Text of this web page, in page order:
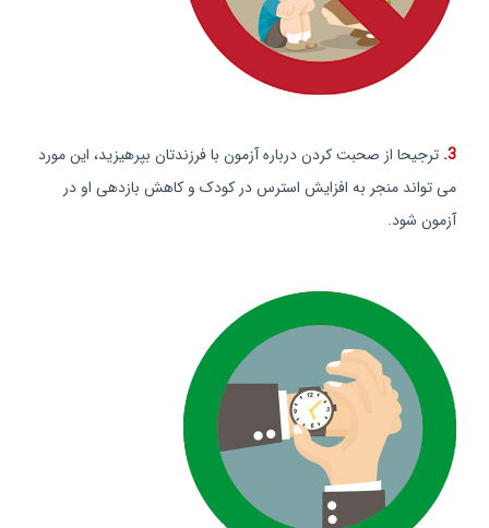
3. ترجيحا از صحبت کردن درباره آزمون با فرزندتان بپرهيزيد، اين مورد
می تواند منجر به افزايش استرس در کودک و کاهش بازدهی او در
آزمون شود.